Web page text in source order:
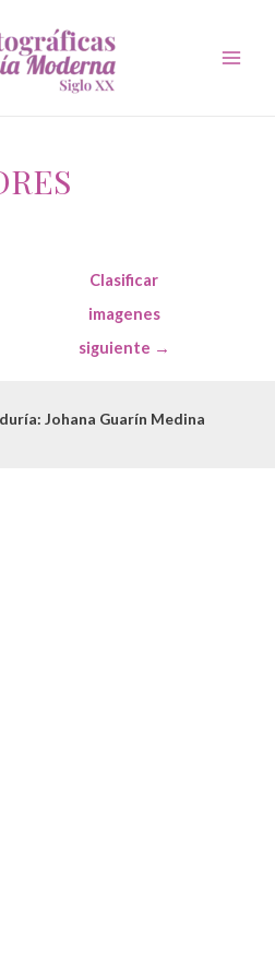
Clasificar
imagenes
siguiente →
Johana Guarín Medina